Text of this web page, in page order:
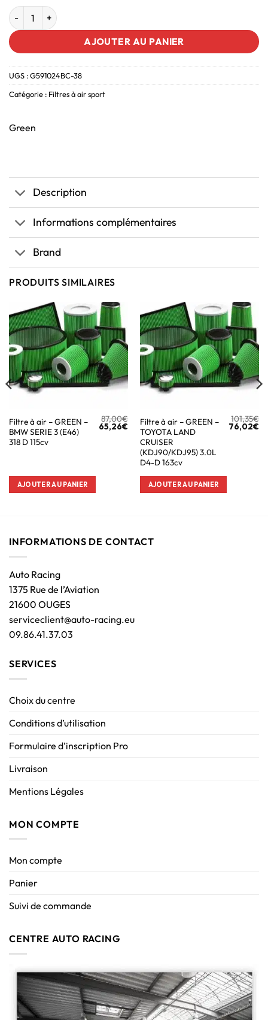
AJOUTER AU PANIER
UGS :G591024BC-38
Catégorie : Filtres à air sport
Green
Description
Informations complémentaires
Brand
PRODUITS SIMILAIRES
Filtre à air – GREEN –
BMW SERIE 3 (E46)
318 D 115cv
87,00€
65,26€
AJOUTER AU PANIER
Filtre à air – GREEN –
TOYOTA LAND
CRUISER
(KDJ90/KDJ95) 3.0L
D4-D 163cv
101,35€
76,02€
AJOUTER AU PANIER
INFORMATIONS DE CONTACT
Auto Racing
1375 Rue de l’Aviation
21600 OUGES
serviceclient@auto-racing.eu
09.86.41.37.03
SERVICES
Choix du centre
Conditions d’utilisation
Formulaire d’inscription Pro
Livraison
Mentions Légales
MON COMPTE
Mon compte
Panier
Suivi de commande
CENTRE AUTO RACING